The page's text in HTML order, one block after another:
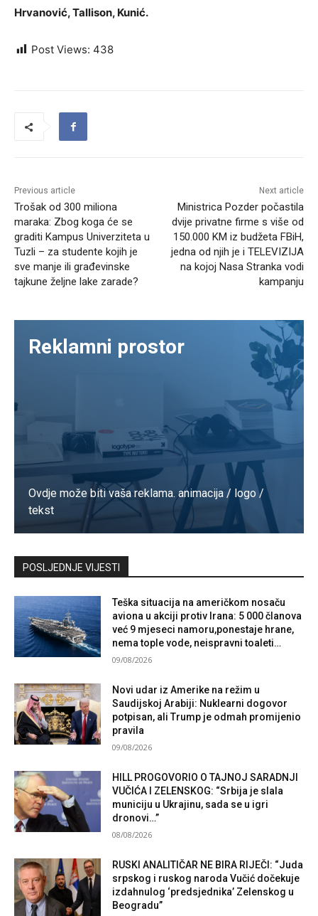
Hrvanović, Tallison, Kunić.
Post Views: 438
Previous article
Trošak od 300 miliona
maraka: Zbog koga će se
graditi Kampus Univerziteta u
Tuzli – za studente kojih je
sve manje ili građevinske
tajkune željne lake zarade?
Next article
Ministrica Pozder počastila
dvije privatne firme s više od
150.000 KM iz budžeta FBiH,
jedna od njih je i TELEVIZIJA
na kojoj Nasa Stranka vodi
kampanju
Reklamni prostor
Ovdje može biti vaša reklama. animacija / logo /
tekst
Kontaktirajte nas
POSLJEDNJE VIJESTI
Teška situacija na američkom nosaču
aviona u akciji protiv Irana: 5 000 članova
već 9 mjeseci namoru,ponestaje hrane,
nema tople vode, neispravni toaleti…
09/08/2026
Novi udar iz Amerike na režim u
Saudijskoj Arabiji: Nuklearni dogovor
potpisan, ali Trump je odmah promijenio
pravila
09/08/2026
HILL PROGOVORIO O TAJNOJ SARADNJI
VUČIĆA I ZELENSKOG: “Srbija je slala
municiju u Ukrajinu, sada se u igri
dronovi…”
08/08/2026
RUSKI ANALITIČAR NE BIRA RIJEČI: “Juda
srpskog i ruskog naroda Vučić dočekuje
izdahnulog ‘predsjednika’ Zelenskog u
Beogradu”